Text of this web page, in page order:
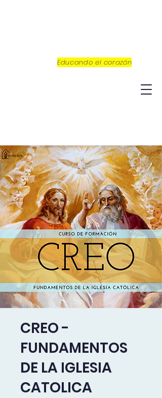
Educando el corazón
CREO -
FUNDAMENTOS
DE LA IGLESIA
CATOLICA